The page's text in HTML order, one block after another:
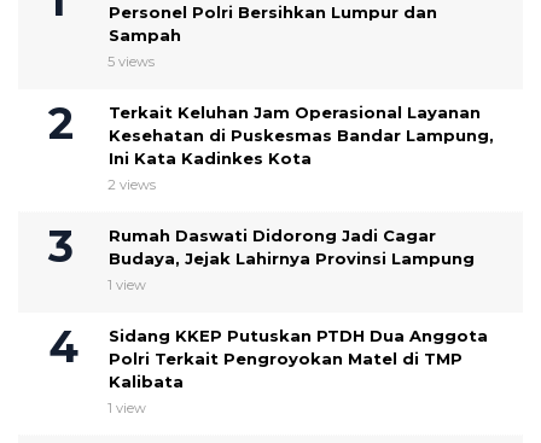
Personel Polri Bersihkan Lumpur dan
Sampah
5 views
Terkait Keluhan Jam Operasional Layanan
Kesehatan di Puskesmas Bandar Lampung,
Ini Kata Kadinkes Kota
2 views
Rumah Daswati Didorong Jadi Cagar
Budaya, Jejak Lahirnya Provinsi Lampung
1 view
Sidang KKEP Putuskan PTDH Dua Anggota
Polri Terkait Pengroyokan Matel di TMP
Kalibata
1 view